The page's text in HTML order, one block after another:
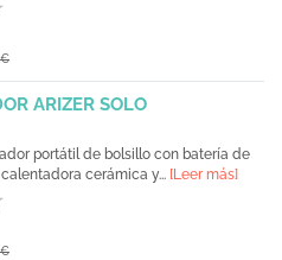
€
ARIZER SOLO
portátil de bolsillo con batería de
cerámica y... [Leer más]
€